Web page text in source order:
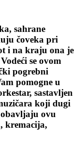
sahrane
čoveka pri
i na kraju ona je
se ovom
pogrebni
pomogne u
sastavljen
koji dugi
ovu
kremacija,